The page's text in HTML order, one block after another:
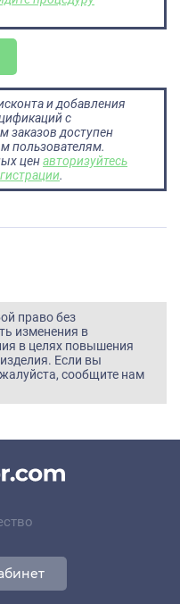
и добавления
с
доступен
пользователям.
ценавторизуйтесь
.
право без
изменения в
в целях повышения
Если вы
сообщите нам